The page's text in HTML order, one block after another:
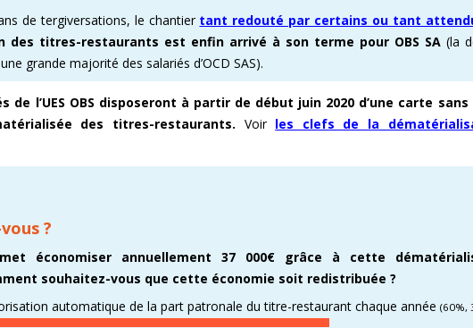
CARTOGRAPHIE ENOVACOM
AMÉLIORATION CONTINUE
VICTOIRES CFDT
CSE & RP – MANDATS ATTRACTIFS !COMMENT ADHÉRER À LA CFDT ?CFDT –
de tergiversations, le chantier tant redouté par certains ou tant
des titres-restaurants est enfin arrivé à son terme pour OBS SA (la
grande majorité des salariés d’OCD SAS).
de l’UES OBS disposeront à partir de début juin 2020 d’une carte
des titres-restaurants. Voir les clefs de la
?
économiser annuellement 37 000€ grâce à cette
souhaitez-vous que cette économie soit redistribuée ?
automatique de la part patronale du titre-restaurant chaque année (60%,